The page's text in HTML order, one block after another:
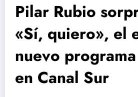
Pilar Rubio
«Sí, quiero», el
nuevo
en Canal Sur